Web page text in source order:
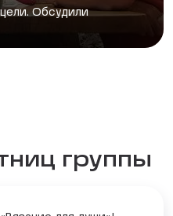
Обсудили
группы